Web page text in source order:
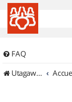
FAQ
UtagawaVTT (Randos VTT et VTTAE avec traces GPS)